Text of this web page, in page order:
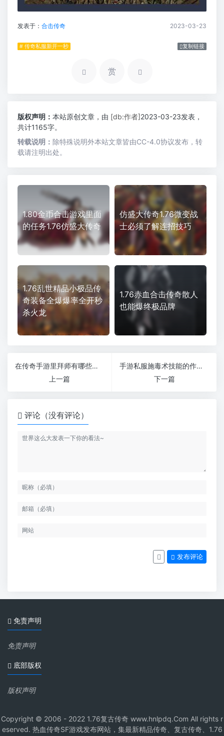
发表于： 合击传奇 2023-03-23
# 传奇私服新开一秒 复制链接
赏
版权声明： 本站原创文章，由 [db:作者]2023-03-23发表，
共计1165字。
转载说明： 除特殊说明外本站文章皆由CC-4.0协议发布，转
载请注明出处。
1.80金币合击游戏里面
的任务1.76仿盛大传奇
仿盛大传奇1.76微变战
士必须了解连招技巧
1.76乱世精品小极品传
奇装备全爆爆率全开秒
杀火龙
1.76赤血合击传奇散人
也能爆终极品牌
在传奇手游里拜师有哪些好处
上一篇
手游私服施毒术技能的作用是什么
下一篇
评论（没有评论）
发布评论
免责声明
免责声明
底部版权
版权声明
Copyright © 2006 - 2022 1.76复古传奇 www.hnlpdq.Com All rights r
eserved. 热血传奇SF游戏发布网站，集最新精品传奇、复古传奇、1.76